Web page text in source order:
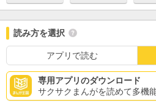
読み方を選択
アプリで読む
専用アプリのダウンロード
サクサクまんがを読めて多機能